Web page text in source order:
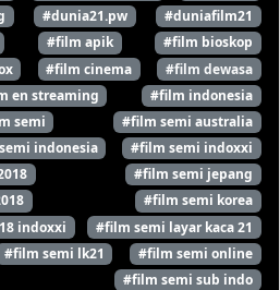
#dunia21.pw
#duniafilm21
#film apik
#film bioskop
#film cinema
#film dewasa
en streaming
#film indonesia
semi
#film semi australia
indonesia
#film semi indoxxi
#film semi jepang
#film semi korea
indoxxi
#film semi layar kaca 21
#film semi lk21
#film semi online
#film semi sub indo